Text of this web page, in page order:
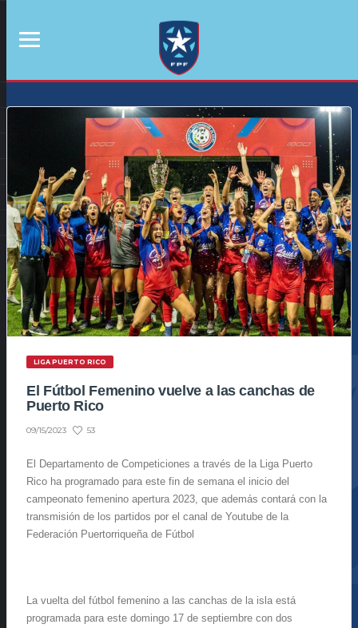
LIGA PUERTO RICO
El Fútbol Femenino vuelve a las canchas de
Puerto Rico
09/15/2023 53
El Departamento de Competiciones a través de la Liga Puerto
Rico ha programado para este fin de semana el inicio del
campeonato femenino apertura 2023, que además contará con la
transmisión de los partidos por el canal de Youtube de la
Federación Puertorriqueña de Fútbol
La vuelta del fútbol femenino a las canchas de la isla está
programada para este domingo 17 de septiembre con dos